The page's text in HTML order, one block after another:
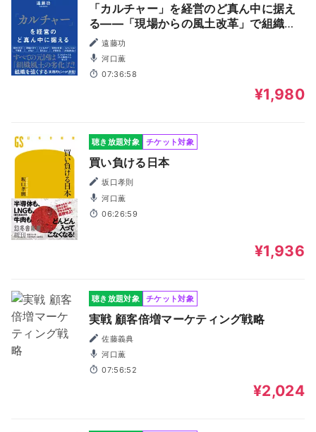
「カルチャー」を経営のど真ん中に据え
る――「現場からの風土改革」で組織を
再生させる処方箋
遠藤功
河口薫
07:36:58
¥1,980
聴き放題対象 チケット対象
買い負ける日本
坂口孝則
河口薫
06:26:59
¥1,936
聴き放題対象 チケット対象
実戦 顧客倍増マーケティング戦略
佐藤義典
河口薫
07:56:52
¥2,024